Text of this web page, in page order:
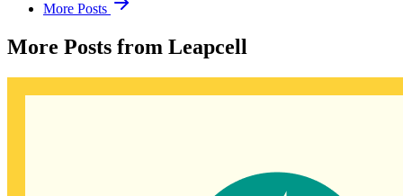
More Posts
More Posts from Leapcell